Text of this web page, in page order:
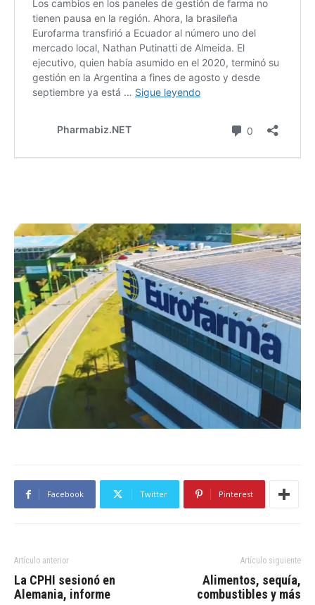
Facebook Twitter Pinterest
Artículo anterior
La CPHI sesionó en
Alemania, informe
Artículo siguiente
Alimentos, sequía,
combustibles y más